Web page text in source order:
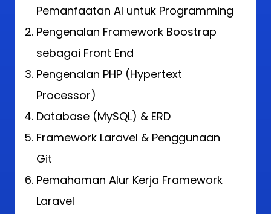
Pemanfaatan AI untuk Programming
Pengenalan Framework Boostrap
sebagai Front End
Pengenalan PHP (Hypertext
Processor)
Database (MySQL) & ERD
Framework Laravel & Penggunaan
Git
Pemahaman Alur Kerja Framework
Laravel